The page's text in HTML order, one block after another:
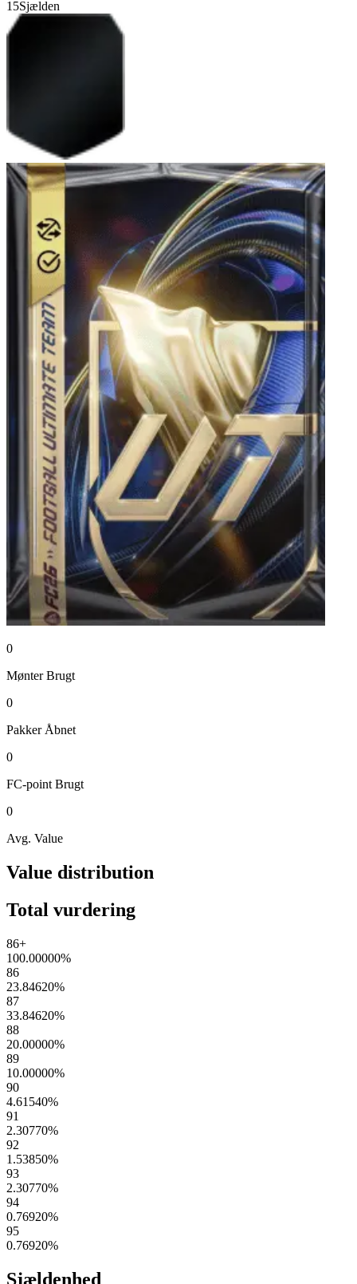
15Sjælden
0
Mønter Brugt
0
Pakker Åbnet
0
FC-point Brugt
0
Avg. Value
Value distribution
Total vurdering
86+
100.00000%
86
23.84620%
87
33.84620%
88
20.00000%
89
10.00000%
90
4.61540%
91
2.30770%
92
1.53850%
93
2.30770%
94
0.76920%
95
0.76920%
Sjældenhed